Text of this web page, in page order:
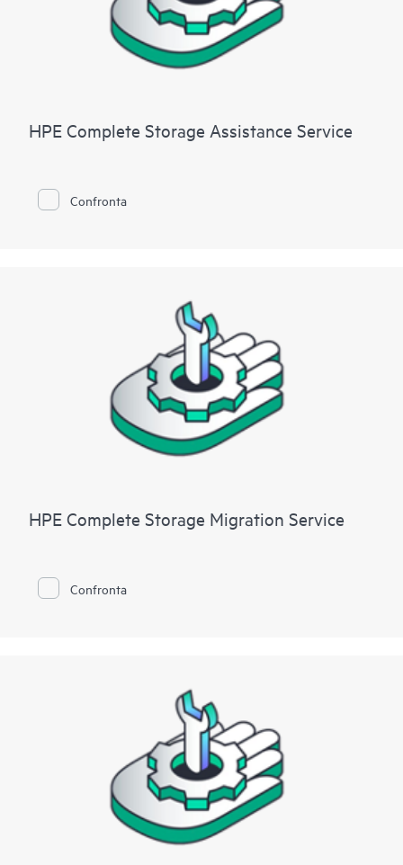
HPE Complete Storage Assistance Service
Confronta
HPE Complete Storage Migration Service
Confronta